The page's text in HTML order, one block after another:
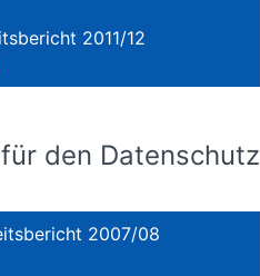
2011/12
den Datenschutz
2007/08